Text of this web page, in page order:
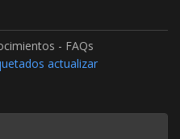
- FAQs
actualizar